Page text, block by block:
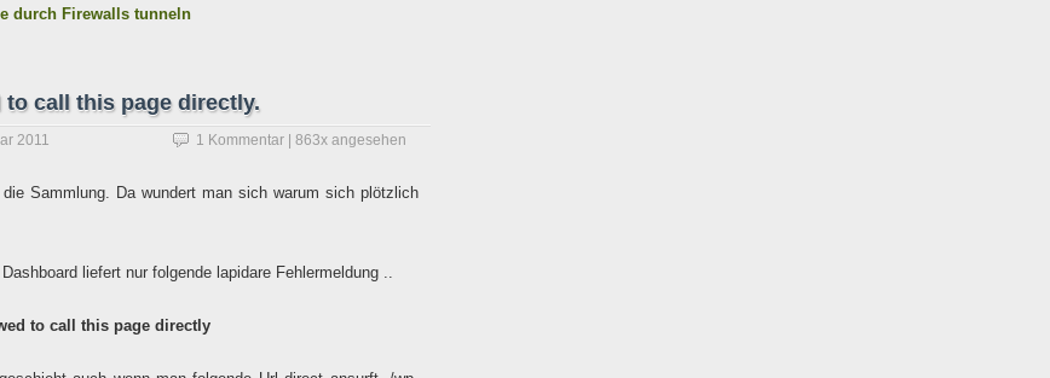
durch Firewalls tunneln
to call this page directly.
2011 1 Kommentar | 863x angesehen
Sammlung. Da wundert man sich warum sich plötzlich
liefert nur folgende lapidare Fehlermeldung ..
to call this page directly